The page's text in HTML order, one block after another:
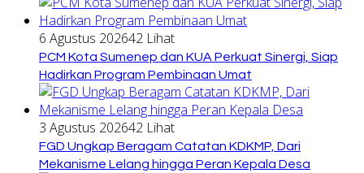
6 Agustus 202642 Lihat
PCM Kota Sumenep dan KUA Perkuat Sinergi, Siap
Hadirkan Program Pembinaan Umat
3 Agustus 202642 Lihat
FGD Ungkap Beragam Catatan KDKMP, Dari
Mekanisme Lelang hingga Peran Kepala Desa